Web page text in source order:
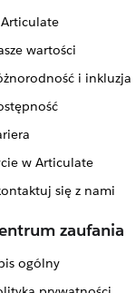
wartości
i inkluzja
w Articulate
się z nami
zaufania
ogólny